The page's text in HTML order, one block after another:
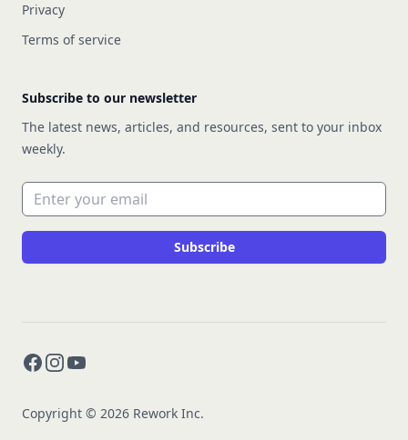
Privacy
Terms of service
Subscribe to our newsletter
The latest news, articles, and resources, sent to your inbox
weekly.
Email address
Subscribe
Facebook
Instagram
YouTube
Copyright © 2026 Rework Inc.